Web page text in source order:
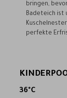
bringen,
Badeteich ist
perfekte
36°C